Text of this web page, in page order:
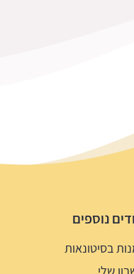
נוספים
בסיטונאות